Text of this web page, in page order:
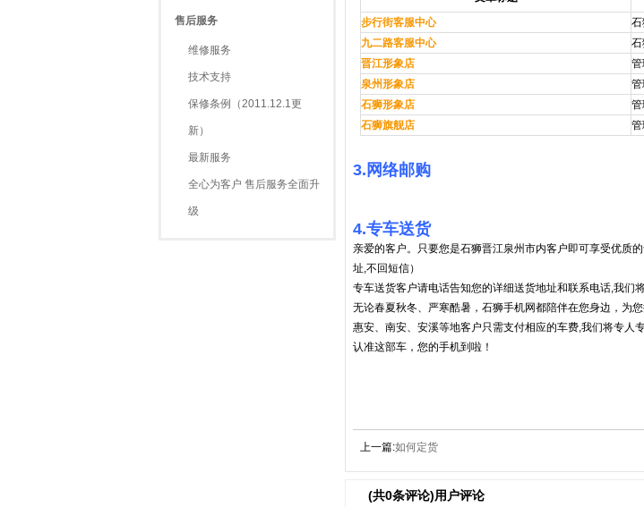
售后服务
维修服务
技术支持
保修条例（2011.12.1更
新）
最新服务
全心为客户 售后服务全面升
级
步行街客服中心
石
九二路客服中心
石
晋江形象店
管
泉州形象店
管
石狮形象店
管
石狮旗舰店
管
3.网络邮购
4.专车送货
亲爱的客户。只要您是石狮晋江泉州市内客户即可享受优
址,不回短信）
专车送货客户请电话告知您的详细送货地址和联系电话,我们
无论春夏秋冬、严寒酷暑，石狮手机网都陪伴在您身边，为您
惠安、南安、安溪等地客户只需支付相应的车费,我们将专人
认准这部车，您的手机到啦！
上一篇:如何定货
(共0条评论)用户评论